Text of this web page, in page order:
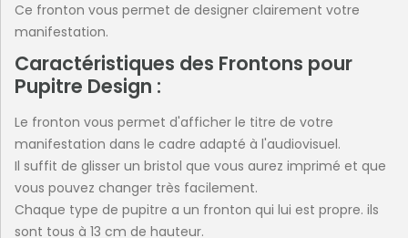
Ce fronton vous permet de designer clairement votre
manifestation.
Caractéristiques des Frontons pour
Pupitre Design :
Le fronton vous permet d'afficher le titre de votre
manifestation dans le cadre adapté à l'audiovisuel.
Il suffit de glisser un bristol que vous aurez imprimé et que
vous pouvez changer très facilement.
Chaque type de pupitre a un fronton qui lui est propre. ils
sont tous à 13 cm de hauteur.